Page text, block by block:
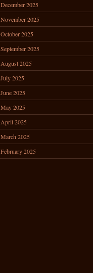
December 2025
November 2025
October 2025
September 2025
August 2025
July 2025
June 2025
May 2025
April 2025
March 2025
February 2025